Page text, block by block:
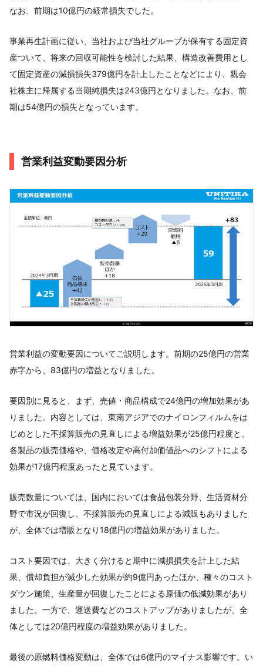
なお、前期は10億円の経常損失でした。
事業再生計画に従い、当社および当社グループが保有する固定資
産ついて、将来の回収可能性を検討した結果、構造改善費用とし
て固定資産の減損損失379億円を計上したことなどにより、親会
社株主に帰属する当期純損失は243億円となりました。なお、前
期は54億円の損失となっています。
営業利益変動要因分析
営業利益の変動要因についてご説明します。前期の25億円の営業
赤字から、83億円の増益となりました。
要因別に見ると、まず、売値・商品構成で24億円の増加効果があ
りました。内容としては、東南アジアでのナイロンフィルムをは
じめとした不採算販売の見直しによる増益効果が25億円程度と、
各製品の販売価格や、価格改定や高付加価値品へのシフトによる
効果が17億円程度あったと見ています。
販売数量については、国内においては食品包装分野、生活資材分
野で市況が回復し、不採算販売の見直しによる減販もありました
が、全体では増販となり18億円の増益効果がありました。
コスト要因では、大きく分けると期中に減損損失を計上した結
果、償却負担が減少した効果が約9億円あったほか、種々のコスト
ダウン施策、生産量が回復したことによる原価の低減効果があり
ました。一方で、運送費などのコストアップがありましたが、全
体としては20億円程度の増益効果がありました。
最後の原燃料価格変動は、全体では6億円のマイナス影響です。い